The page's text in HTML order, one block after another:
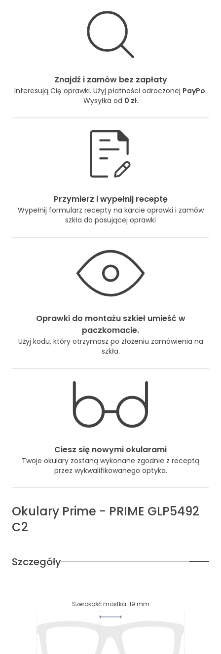
Znajdź i zamów bez zapłaty
Interesują Cię oprawki. Użyj płatności odroczonej PayPo.
Wysyłka od 0 zł.
Przymierz i wypełnij receptę
Wypełnij formularz recepty na karcie oprawki i zamów
szkła do pasującej oprawki
Oprawki do montażu szkieł umieść w
paczkomacie.
Użyj kodu, który otrzymasz po złożeniu zamówienia na
szkła.
Ciesz się nowymi okularami
Twoje okulary zostaną wykonane zgodnie z receptą
przez wykwalifikowanego optyka.
Okulary Prime - PRIME GLP5492
C2
Szczegóły
Szerokość mostka: 19 mm